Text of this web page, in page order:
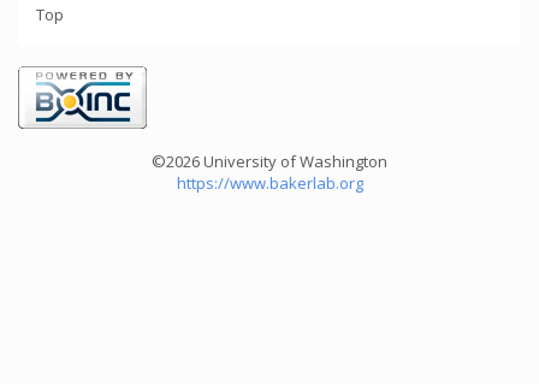
Top
©2026 University of Washington
https://www.bakerlab.org